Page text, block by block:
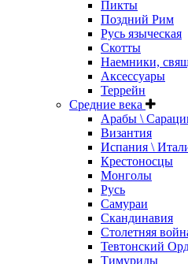
Пикты
Поздний Рим
Русь языческая
Скотты
Наемники,
Аксессуары
Террейн
Средние века
Арабы \
Византия
Испания \
Крестоносцы
Монголы
Русь
Самураи
Скандинавия
Столетняя
Тевтонский
Тимуриды